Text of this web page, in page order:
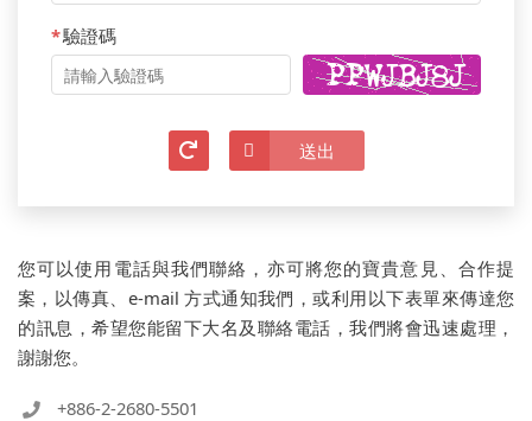
*驗證碼
清除 送出
您可以使用電話與我們聯絡，亦可將您的寶貴意見、合作提
案，以傳真、e-mail 方式通知我們，或利用以下表單來傳達您
的訊息，希望您能留下大名及聯絡電話，我們將會迅速處理，
謝謝您。
+886-2-2680-5501